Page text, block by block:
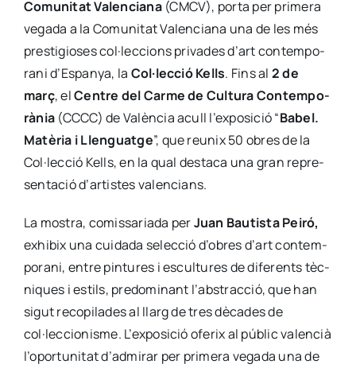
Comu­ni­tat Valen­cia­na(CMCV), por­ta per pri­me­ra
vega­da a la Comu­ni­tat Valen­cia­na una de les més
pres­ti­gio­ses col·leccions pri­va­des d’art con­tem­po­
ra­ni d’Espanya, la Col·lecció Kells. Fins al 2 de
març, elCen­tre del Car­me de Cul­tu­ra Con­tem­po­
rà­nia (CCCC) de Valèn­cia acull l’exposició “Babel.
Matè­ria i Llen­guat­ge”, que reunix 50 obres de la
Col·lecció Kells, en la qual des­ta­ca una gran repre­
sen­ta­ció d’artistes valen­cians.
La mos­tra, comis­sa­ria­da perJuan Bau­tis­ta Pei­ró,
exhi­bix una cui­da­da selec­ció d’obres d’art con­tem­
po­ra­ni, entre pin­tu­res i escul­tu­res de dife­rents tèc­
ni­ques i estils, pre­do­mi­nant l’abstracció, que han
sigut reco­pi­la­des al llarg de tres dèca­des de
col·leccionisme. L’exposició ofe­rix al públic valen­cià
l’oportunitat d’admirar per pri­me­ra vega­da una de